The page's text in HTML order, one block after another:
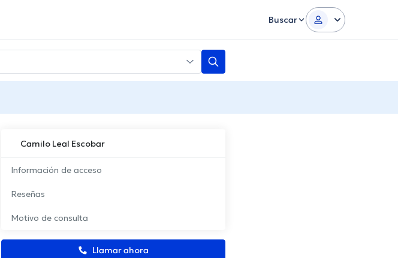
Buscar
Camilo Leal Escobar
Información de acceso
Reseñas
Motivo de consulta
Llamar ahora